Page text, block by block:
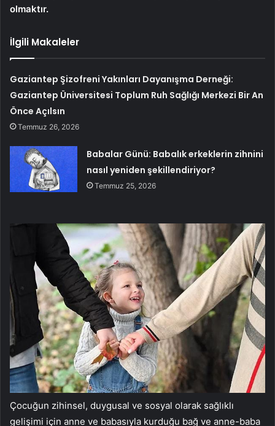
olmaktır.
İlgili Makaleler
Gaziantep Şizofreni Yakınları Dayanışma Derneği:
Gaziantep Üniversitesi Toplum Ruh Sağlığı Merkezi Bir An
Önce Açılsın
Temmuz 26, 2026
Babalar Günü: Babalık erkeklerin zihnini
nasıl yeniden şekillendiriyor?
Temmuz 25, 2026
Çocuğun zihinsel, duygusal ve sosyal olarak sağlıklı
gelişimi için anne ve babasıyla kurduğu bağ ve anne-baba